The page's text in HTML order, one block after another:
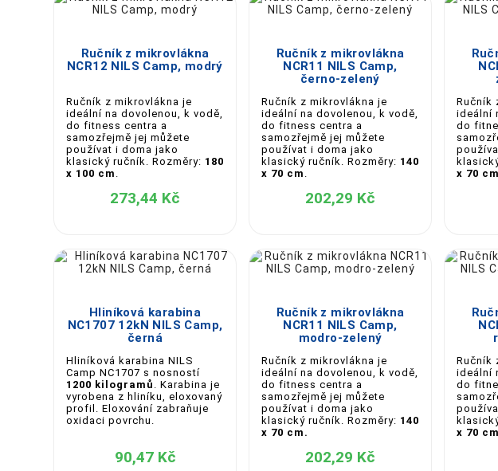
Ručník z mikrovlákna
NCR12 NILS Camp, modrý
Ručník z mikrovlákna je
ideální na dovolenou, k vodě,
do fitness centra a
samozřejmě jej můžete
používat i doma jako
klasický ručník. Rozměry: 180
x 100 cm
273,44 Kč
Ručník z mikrovlákna
NCR11 NILS Camp,
černo-zelený
Ručník z mikrovlákna je
ideální na dovolenou, k vodě,
do fitness centra a
samozřejmě jej můžete
používat i doma jako
klasický ručník. Rozměry: 140
x 70 cm
202,29 Kč
Ručník
ideální
do
x 70 cm
Hliníková karabina
NC1707 12kN NILS Camp,
černá
Hliníková karabina NILS
Camp NC1707 s nosností
1200 kilogramů
. Karabina je
vyrobena z hliníku, eloxovaný
profil. Eloxování zabraňuje
oxidaci povrchu.
90,47 Kč
Ručník z mikrovlákna
NCR11 NILS Camp,
modro-zelený
Ručník z mikrovlákna je
ideální na dovolenou, k vodě,
do fitness centra a
samozřejmě jej můžete
používat i doma jako
klasický ručník. Rozměry: 140
x 70 cm.
202,29 Kč
Ručník
ideální
do
x 70 cm